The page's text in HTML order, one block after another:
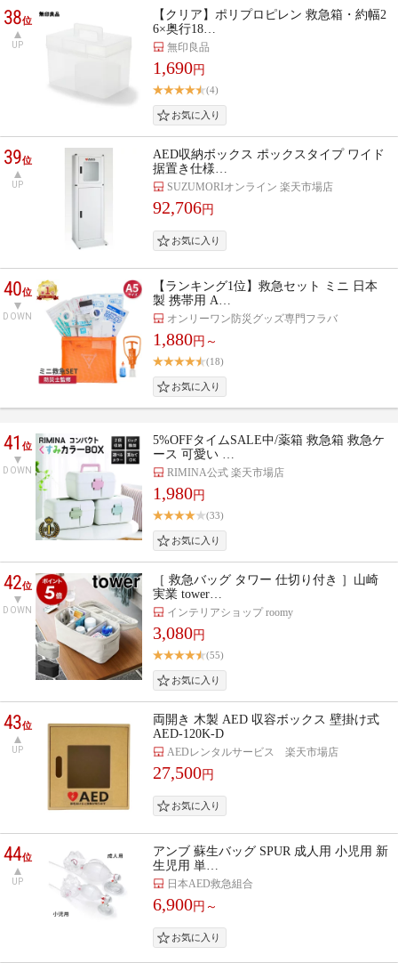
38位
UP
【クリア】ポリプロピレン 救急箱・約幅2
6×奥行18…
無印良品
1,690円
(4)
39位
UP
AED収納ボックス ポックスタイプ ワイド
据置き仕様…
SUZUMORIオンライン 楽天市場店
92,706円
40位
DOWN
【ランキング1位】救急セット ミニ 日本
製 携帯用 A…
オンリーワン防災グッズ専門フラバ
1,880円～
(18)
41位
DOWN
5%OFFタイムSALE中/薬箱 救急箱 救急ケ
ース 可愛い …
RIMINA公式 楽天市場店
1,980円
(33)
42位
DOWN
［ 救急バッグ タワー 仕切り付き ］山崎
実業 tower…
インテリアショップ roomy
3,080円
(55)
43位
UP
両開き 木製 AED 収容ボックス 壁掛け式
AED-120K-D
AEDレンタルサービス 楽天市場店
27,500円
44位
UP
アンブ 蘇生バッグ SPUR 成人用 小児用 新
生児用 単…
日本AED救急組合
6,900円～